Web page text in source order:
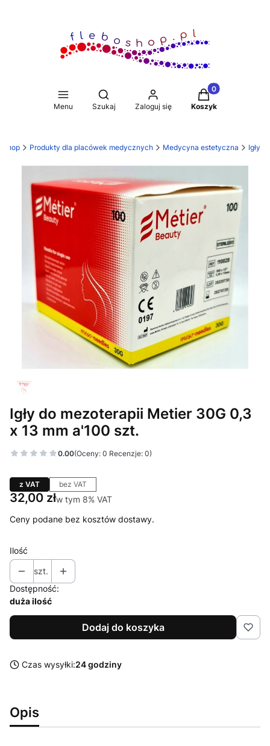
Menu
Otwórz wyszukiwarkę
Szukaj Zaloguj się
Produkty w
Koszyk
Produkty dla placówek medycznych Medycyna estetyczna Igły
Igły do mezoterapii Metier 30G 0,3
x 13 mm a'100 szt.
0.00(Oceny: 0 Recenzje: 0)
z VAT bez VAT
Cena
32,00 złw tym 8% VAT
w tym 8% VAT
Ceny podane bez kosztów dostawy.
Ilość
szt.
Dostępność:
duża ilość
Dodaj do koszyka
Czas wysyłki:24 godziny
Opis